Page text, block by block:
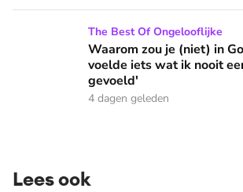
Waarom zou je (niet) in God geloven?
The Best Of Ongelooflijke
Waarom zou je (niet) in
voelde iets wat ik nooit
gevoeld'
4 dagen geleden
Lees ook